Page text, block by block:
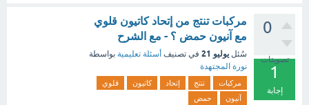
0
تصويتات
1
إجابة
مركبات تنتج من إتحاد كاتيون قلوي
مع آنيون حمض ؟ - مع الشرح
سُئل يوليو 21 في تصنيف أسئلة تعليمية بواسطة
نورة المجتهدة
مركبات تنتج إتحاد كاتيون
قلوي
آنيون
حمض